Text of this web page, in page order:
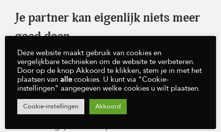
Je partner kan eigenlijk niets meer
goed doen.
Als we door onze eigen lichamelijke reactie dommer
worden, want dat gebeurt er op zo’n moment,
kunnen wij alleen nog maar zwart-wit denken. Een
partner vindt zijn eigen gedrag onberispelijk. Je ziet
alleen nog maar de negativiteit van je eigen partner.
Deze website maakt gebruik van cookies en
vergelijkbare technieken om de website te verbeteren.
Door op de knop Akkoord te klikken, stem je in met het
plaatsen van allecookies. U kunt via "Cookie-
instellingen" aangegeven welke cookies u wilt plaatsen.
Cookie-instellingen Akkoord